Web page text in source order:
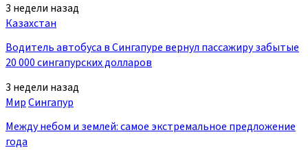
3 недели назад
Казахстан
Водитель автобуса в Сингапуре вернул пассажиру забытые
20 000 сингапурских долларов
3 недели назад
МирСингапур
Между небом и землей: самое экстремальное предложение
года